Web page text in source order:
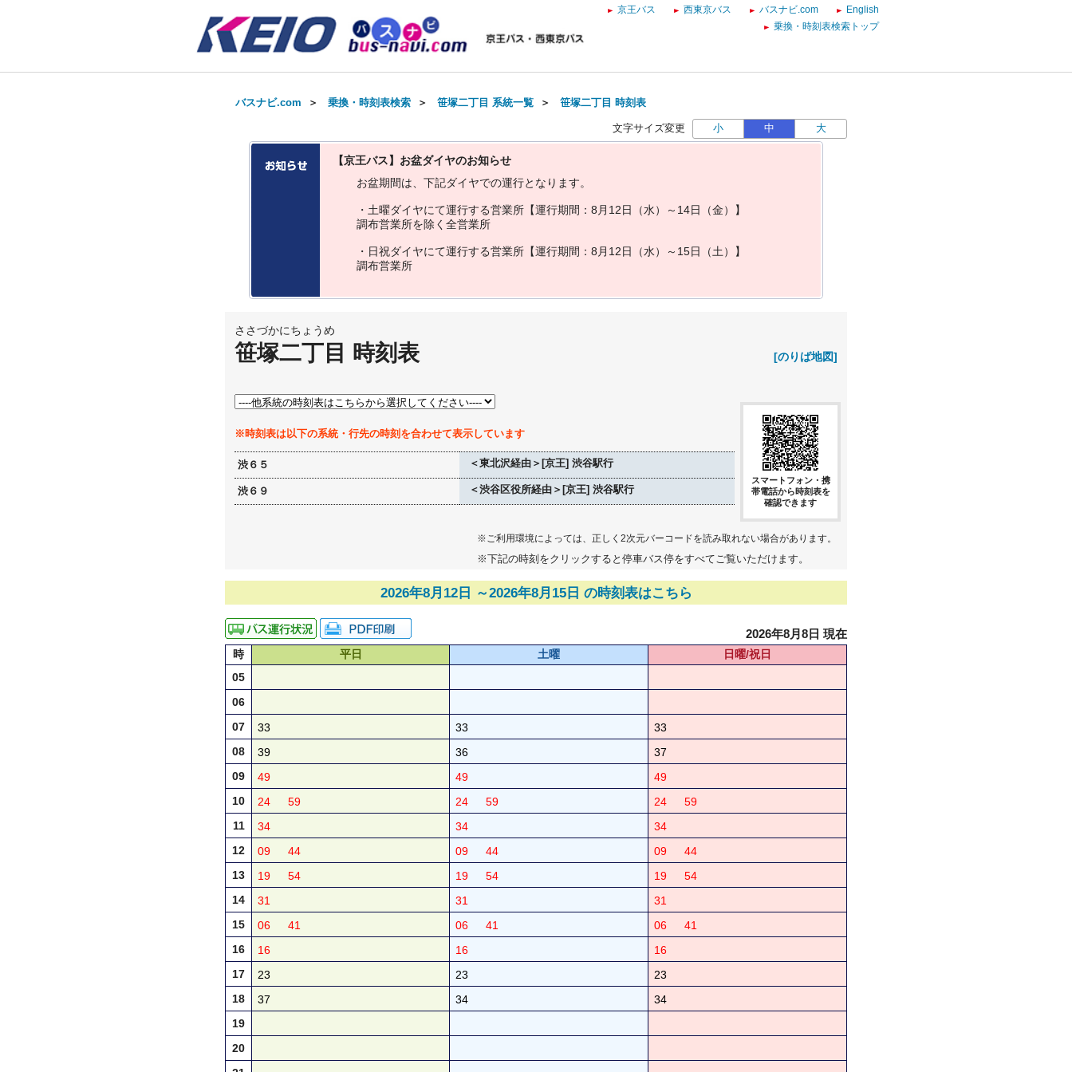
京王バス 西東京バス バスナビ.com
English
乗換・時刻表検索トップ
バスナビ.com ＞ 乗換・時刻表検索 ＞ 笹塚二丁目 系統一覧 ＞ 笹塚二丁目 時刻表
文字サイズ変更 小 中 大
【京王バス】お盆ダイヤのお知らせ
お盆期間は 下記ダイヤでの運行と な り ます。
・ 土曜ダイヤにて運行する営業所 【運行期間 ： 8 月 1 2日 （水） ～ 14日 （金）
】
調布営業所を除 く 全営業所
・ 日祝ダイヤにて運行する営業所 【運行期間 ： 8 月 1 2日 （水） ～ 15日 （土）
】
調布営業所
ささづかにちょうめ
笹塚二丁目 時刻表 [のりば地図]
※時刻表は以下の系統・行先の時刻を合わせて表示しています
渋６５ ＜東北沢経由＞[京王] 渋谷駅行
渋６９ ＜渋谷区役所経由＞[京王] 渋谷駅行
スマートフォン・携
帯電話から時刻表を
確認できます
※ご利用環境によっては、正しく2次元バーコードを読み取れない場合があります。
※下記の時刻をクリックすると停車バス停をすべてご覧いただけます。
2026年8月12日 ～2026年8月15日 の時刻表はこちら
2026年8月8日 現在
時 平日 土曜
日曜/祝日
05
06
07
33 33
33
08
39 36
37
09
49 49
49
10
24 59 24 59 24
59
11
34 34
34
12
09 44 09 44 09
44
13
19 54 19 54 19
54
14
31 31
31
15
06 41 06 41 06
41
16
16 16
16
17
23 23
23
18
37 34
34
19
20